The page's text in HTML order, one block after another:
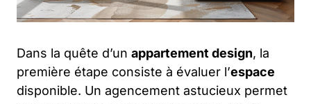
Dans la quête d’un appartement design, la
première étape consiste à évaluer l’espace
disponible. Un agencement astucieux permet